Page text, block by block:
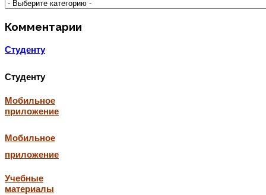
Комментарии
Студенту
Студенту
Мобильное
приложение
Мобильное
приложение
Учебные
материалы